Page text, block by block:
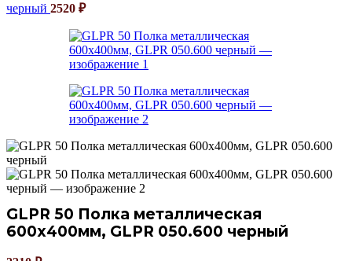
черный 2520 ₽
GLPR 50 Полка металлическая
600х400мм, GLPR 050.600 черный